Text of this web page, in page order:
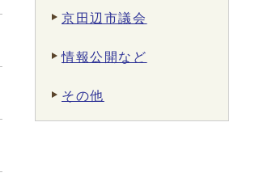
京田辺市議会
情報公開など
その他